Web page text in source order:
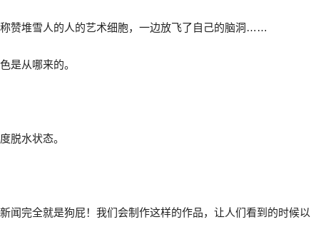
赞堆雪人的人的艺术细胞，一边放飞了自己的脑洞……
是从哪来的。
脱水状态。
闻完全就是狗屁！我们会制作这样的作品，让人们看到的时候以